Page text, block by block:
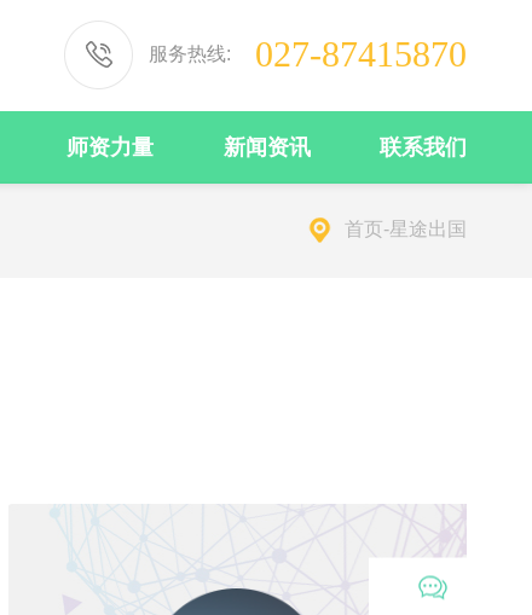
服务热线: 027-87415870
师资力量 新闻资讯 联系我们
首页-星途出国